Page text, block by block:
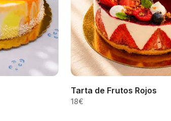
Tarta de Frutos Rojos
18€